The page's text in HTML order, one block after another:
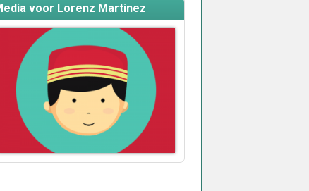
voor Lorenz Martinez